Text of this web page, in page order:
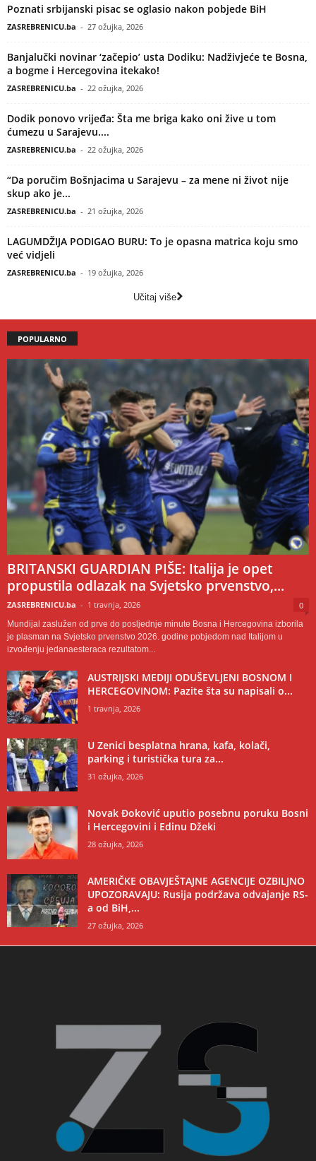
Poznati srbijanski pisac se oglasio nakon pobjede BiH
ZASREBRENICU.ba - 27 ožujka, 2026
Banjalučki novinar ‘začepio’ usta Dodiku: Nadživjeće te Bosna,
a bogme i Hercegovina itekako!
ZASREBRENICU.ba - 22 ožujka, 2026
Dodik ponovo vrijeđa: Šta me briga kako oni žive u tom
ćumezu u Sarajevu....
ZASREBRENICU.ba - 22 ožujka, 2026
“Da poručim Bošnjacima u Sarajevu – za mene ni život nije
skup ako je...
ZASREBRENICU.ba - 21 ožujka, 2026
LAGUMDŽIJA PODIGAO BURU: To je opasna matrica koju smo
već vidjeli
ZASREBRENICU.ba - 19 ožujka, 2026
Učitaj više
POPULARNO
BRITANSKI GUARDIAN PIŠE: Italija je opet
propustila odlazak na Svjetsko prvenstvo,...
ZASREBRENICU.ba - 1 travnja, 2026 0
Mundijal zaslužen od prve do posljednje minute Bosna i Hercegovina izborila
je plasman na Svjetsko prvenstvo 2026. godine pobjedom nad Italijom u
izvođenju jedanaesteraca rezultatom...
AUSTRIJSKI MEDIJI ODUŠEVLJENI BOSNOM I
HERCEGOVINOM: Pazite šta su napisali o...
1 travnja, 2026
U Zenici besplatna hrana, kafa, kolači,
parking i turistička tura za...
31 ožujka, 2026
Novak Đoković uputio posebnu poruku Bosni
i Hercegovini i Edinu Džeki
28 ožujka, 2026
AMERIČKE OBAVJEŠTAJNE AGENCIJE OZBILJNO
UPOZORAVAJU: Rusija podržava odvajanje RS-
a od BiH,...
27 ožujka, 2026